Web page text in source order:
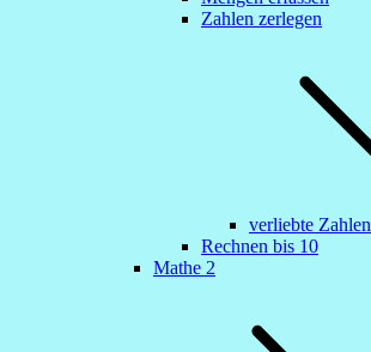
Zahlen zerlegen
verliebte Zahlen
Rechnen bis 10
Mathe 2